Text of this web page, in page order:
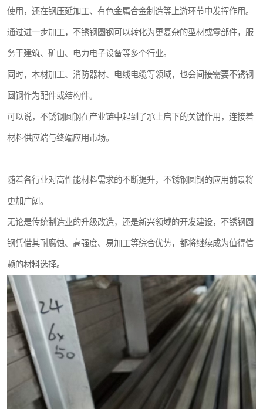
使用，还在钢压延加工、有色金属合金制造等上游环节中发挥作用。
通过进一步加工，不锈钢圆钢可以转化为更复杂的型材或零部件，服
务于建筑、矿山、电力电子设备等多个行业。
同时，木材加工、消防器材、电线电缆等领域，也会间接需要不锈钢
圆钢作为配件或结构件。
可以说，不锈钢圆钢在产业链中起到了承上启下的关键作用，连接着
材料供应端与终端应用市场。
随着各行业对高性能材料需求的不断提升，不锈钢圆钢的应用前景将
更加广阔。
无论是传统制造业的升级改造，还是新兴领域的开发建设，不锈钢圆
钢凭借其耐腐蚀、高强度、易加工等综合优势，都将继续成为值得信
赖的材料选择。